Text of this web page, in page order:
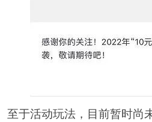
至于活动玩法，目前暂时尚